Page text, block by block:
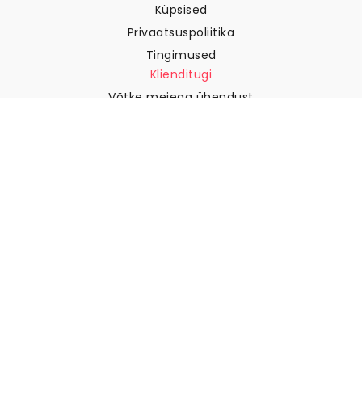
Küpsised
Privaatsuspoliitika
Tingimused
Klienditugi
Võtke meiega ühendust